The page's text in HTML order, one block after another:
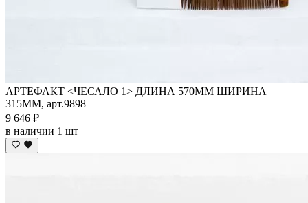
АРТЕФАКТ <ЧЕСАЛО 1> ДЛИНА 570ММ ШИРИНА
315ММ, арт.9898
9 646 ₽
в наличии 1 шт